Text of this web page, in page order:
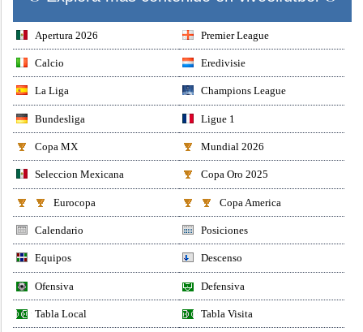
Apertura 2026 Premier League
Calcio Eredivisie
La Liga Champions League
Bundesliga Ligue 1
Copa MX Mundial 2026
Seleccion Mexicana Copa Oro 2025
Eurocopa Copa America
Calendario Posiciones
Equipos Descenso
Ofensiva Defensiva
Tabla Local Tabla Visita